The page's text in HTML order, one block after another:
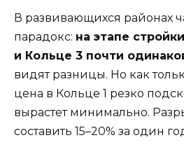
В развивающихся районах
парадокс: на этапе
и Кольце 3 почти
видят разницы. Но как
цена в Кольце 1 резко
вырастет минимально.
составить 15–20% за один